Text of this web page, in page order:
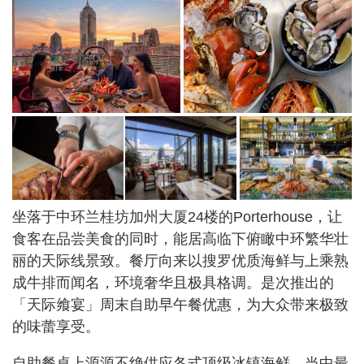
坐落于中环兰桂坊加州大厦24楼的Porterhouse，让
食客在品尝美食的同时，能居高临下俯瞰中环繁华壮
丽的天际线景致。餐厅向来以搜罗优质海鲜与上乘熟
成牛排而闻名，环境奢华且极具格调。是次推出的
「天际飨宴」周末自助早午餐优惠，为大众带来极致
的味蕾享受。